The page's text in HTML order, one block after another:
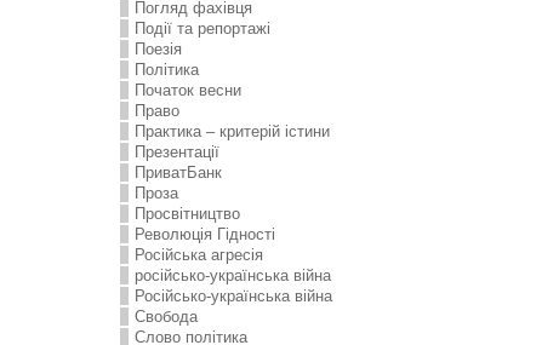
Погляд фахівця
Події та репортажі
Поезія
Політика
Початок весни
Право
Практика – критерій істини
Презентації
ПриватБанк
Проза
Просвітництво
Революція Гідності
Російська агресія
російсько-українська війна
Російсько-українська війна
Свобода
Слово політика